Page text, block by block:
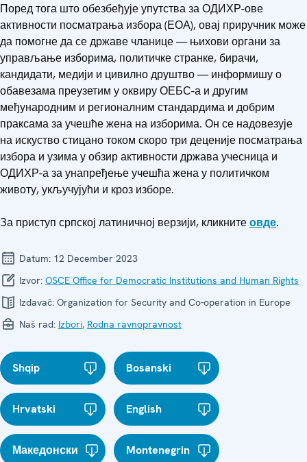
Поред тога што обезбеђује упутства за ОДИХР-ове
активности посматрања избора (ЕОА), овај приручник може
да помогне да се државе чланице — њихови органи за
управљање изборима, политичке странке, бирачи,
кандидати, медији и цивилно друштво — информишу о
обавезама преузетим у оквиру ОЕБС-а и другим
међународним и регионалним стандардима и добрим
праксама за учешће жена на изборима. Он се надовезује
на искуство стицано током скоро три деценије посматрања
избора и узима у обзир активности држава учесница и
ОДИХР-а за унапређење учешћа жена у политичком
животу, укључујући и кроз изборе.
За приступ српској латиничној верзији, кликнитеовде.
Datum: 12 December 2023
Izvor: OSCE Office for Democratic Institutions and Human Rights
Izdavač: Organization for Security and Co-operation in Europe
Naš rad: Izbori, Rodna ravnopravnost
Shqip Bosanski
Hrvatski English
Македонски Montenegrin